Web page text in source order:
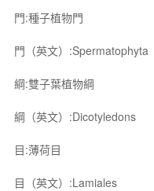
門:種子植物門
門（英文）:Spermatophyta
綱:雙子葉植物綱
綱（英文）:Dicotyledons
目:薄荷目
目（英文）:Lamiales